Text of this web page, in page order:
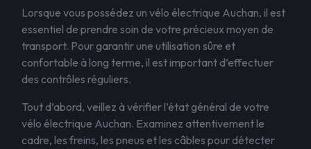
Lorsque vous possédez un vélo électrique Auchan, il est
essentiel de prendre soin de votre précieux moyen de
transport. Pour garantir une utilisation sûre et
confortable à long terme, il est important d’effectuer
des contrôles réguliers.
Tout d’abord, veillez à vérifier l’état général de votre
vélo électrique Auchan. Examinez attentivement le
cadre, les freins, les pneus et les câbles pour détecter